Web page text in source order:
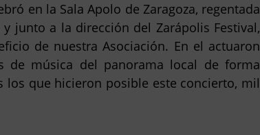
en la Sala Apolo de Zaragoza, regentada
y junto a la dirección del Zarápolis Festival,
de nuestra Asociación. En el actuaron
de música del panorama local de forma
los que hicieron posible este concierto, mil